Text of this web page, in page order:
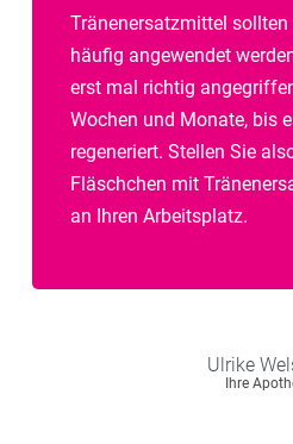
Tränenersatzmittel
häufig angewendet
erst mal richtig
Wochen und Monate, bis
regeneriert. Stellen Sie
Fläschchen mit
an Ihren Arbeitsplatz.
Ulrike
Ihre